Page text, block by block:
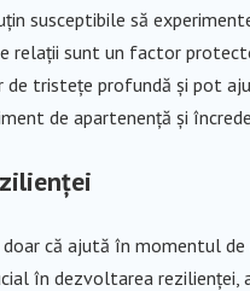
susceptibile să
relații sunt un factor
tristețe profundă și pot
de apartenență și
că ajută în momentul de
în dezvoltarea rezilienței,